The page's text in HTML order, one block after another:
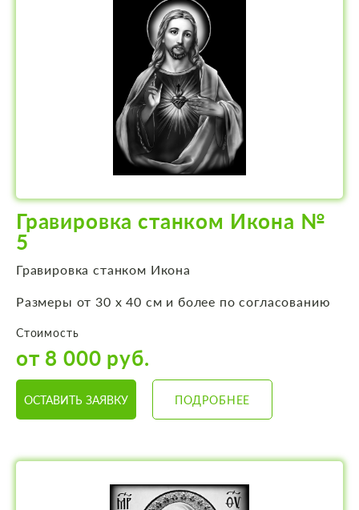
Гравировка станком Икона №
5
Гравировка станком Икона
Размеры от 30 х 40 см и более по согласованию
Стоимость
от 8 000 руб.
ОСТАВИТЬ ЗАЯВКУ ПОДРОБНЕЕ